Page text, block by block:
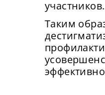
участников.
Таким